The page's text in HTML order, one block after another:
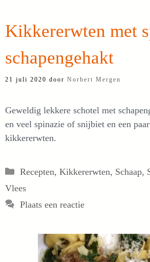
Kikkererwten met
schapengehakt
21 juli 2020 door Norbert Mergen
Geweldig lekkere schotel met
en veel spinazie of snijbiet en een
kikkererwten.
Categorieën
Recepten, Kikkererwten, Schaap,
Vlees
Plaats een reactie